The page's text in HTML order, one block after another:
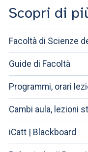
Scopri di
Facoltà di Scienze
Guide di Facoltà
Programmi, orari
Cambi aula, lezioni
iCatt | Blackboard